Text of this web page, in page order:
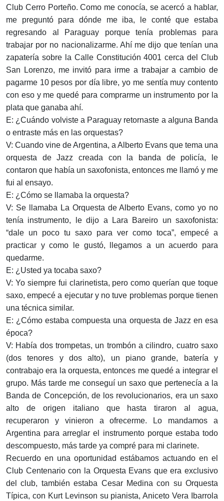
Club Cerro Porteño. Como me conocía, se acercó a hablar,
me preguntó para dónde me iba, le conté que estaba
regresando al Paraguay porque tenía problemas para
trabajar por no nacionalizarme. Ahí me dijo que tenían una
zapatería sobre la Calle Constitución 4001 cerca del Club
San Lorenzo, me invitó para irme a trabajar a cambio de
pagarme 10 pesos por día libre, yo me sentía muy contento
con eso y me quedé para comprarme un instrumento por la
plata que ganaba ahí.
E: ¿Cuándo volviste a Paraguay retornaste a alguna Banda
o entraste más en las orquestas?
V: Cuando vine de Argentina, a Alberto Evans que tema una
orquesta de Jazz creada con la banda de policía, le
contaron que había un saxofonista, entonces me llamó y me
fui al ensayo.
E: ¿Cómo se llamaba la orquesta?
V: Se llamaba La Orquesta de Alberto Evans, como yo no
tenía instrumento, le dijo a Lara Bareiro un saxofonista:
“dale un poco tu saxo para ver como toca”, empecé a
practicar y como le gustó, llegamos a un acuerdo para
quedarme.
E: ¿Usted ya tocaba saxo?
V: Yo siempre fui clarinetista, pero como querían que toque
saxo, empecé a ejecutar y no tuve problemas porque tienen
una técnica similar.
E: ¿Cómo estaba compuesta una orquesta de Jazz en esa
época?
V: Había dos trompetas, un trombón a cilindro, cuatro saxo
(dos tenores y dos alto), un piano grande, batería y
contrabajo era la orquesta, entonces me quedé a integrar el
grupo. Más tarde me conseguí un saxo que pertenecía a la
Banda de Concepción, de los revolucionarios, era un saxo
alto de origen italiano que hasta tiraron al agua,
recuperaron y vinieron a ofrecerme. Lo mandamos a
Argentina para arreglar el instrumento porque estaba todo
descompuesto, más tarde ya compré para mi clarinete.
Recuerdo en una oportunidad estábamos actuando en el
Club Centenario con la Orquesta Evans que era exclusivo
del club, también estaba Cesar Medina con su Orquesta
Típica, con Kurt Levinson su pianista, Aniceto Vera Ibarrola